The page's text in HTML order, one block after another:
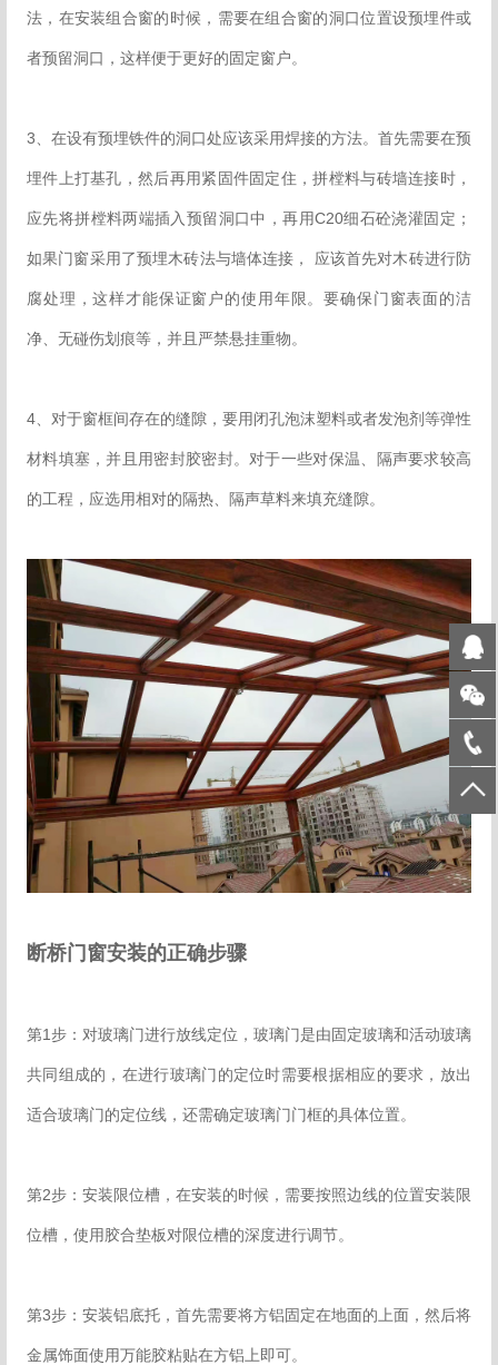
法，在安装组合窗的时候，需要在组合窗的洞口位置设预埋件或
者预留洞口，这样便于更好的固定窗户。
3、在设有预埋铁件的洞口处应该采用焊接的方法。首先需要在预
埋件上打基孔，然后再用紧固件固定住，拼樘料与砖墙连接时，
应先将拼樘料两端插入预留洞口中，再用C20细石砼浇灌固定；
如果门窗采用了预埋木砖法与墙体连接， 应该首先对木砖进行防
腐处理，这样才能保证窗户的使用年限。要确保门窗表面的洁
净、无碰伤划痕等，并且严禁悬挂重物。
4、对于窗框间存在的缝隙，要用闭孔泡沫塑料或者发泡剂等弹性
材料填塞，并且用密封胶密封。对于一些对保温、隔声要求较高
的工程，应选用相对的隔热、隔声草料来填充缝隙。
断桥门窗安装的正确步骤
第1步：对玻璃门进行放线定位，玻璃门是由固定玻璃和活动玻璃
共同组成的，在进行玻璃门的定位时需要根据相应的要求，放出
适合玻璃门的定位线，还需确定玻璃门门框的具体位置。
第2步：安装限位槽，在安装的时候，需要按照边线的位置安装限
位槽，使用胶合垫板对限位槽的深度进行调节。
第3步：安装铝底托，首先需要将方铝固定在地面的上面，然后将
金属饰面使用万能胶粘贴在方铝上即可。